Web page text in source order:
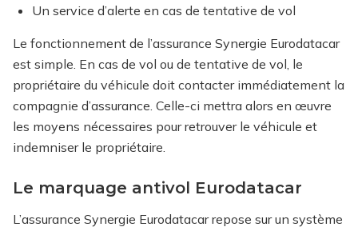
Un service d’alerte en cas de tentative de vol
Le fonctionnement de l’assurance Synergie Eurodatacar
est simple. En cas de vol ou de tentative de vol, le
propriétaire du véhicule doit contacter immédiatement la
compagnie d’assurance. Celle-ci mettra alors en œuvre
les moyens nécessaires pour retrouver le véhicule et
indemniser le propriétaire.
Le marquage antivol Eurodatacar
L’assurance Synergie Eurodatacar repose sur un système